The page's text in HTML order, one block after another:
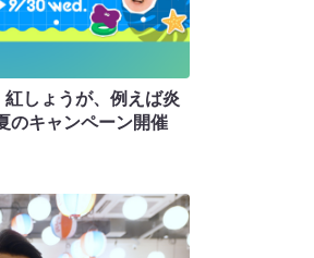
紅しょうが、例えば炎
のキャンペーン開催